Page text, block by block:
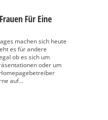
Für Eine
machen sich heute
es für andere
ob es sich um
oder um
auf...